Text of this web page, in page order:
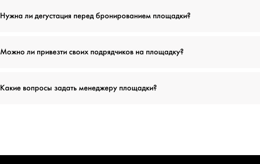
Нужна ли дегустация перед бронированием площадки?
Можно ли привезти своих подрядчиков на площадку?
Какие вопросы задать менеджеру площадки?